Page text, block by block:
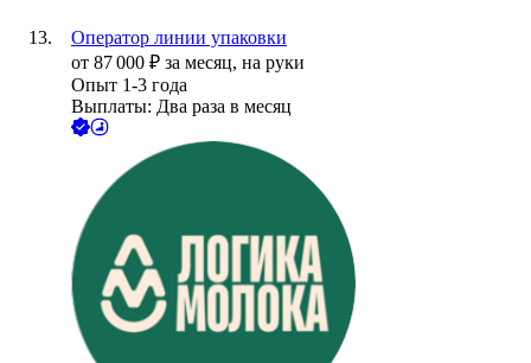
Оператор линии упаковки
от 87 000 ₽ за месяц, на руки
Опыт 1-3 года
Выплаты: Два раза в месяц